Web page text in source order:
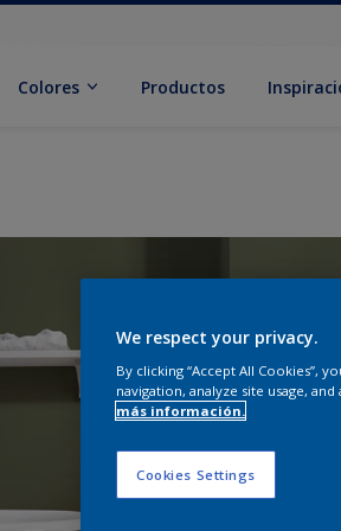
Colores Productos
We respect your privacy.
By clicking “Accept All Cookies”,
navigation, analyze site usage,
más información.
Cookies Settings